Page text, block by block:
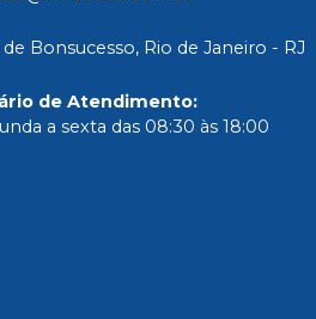
de Bonsucesso, Rio de Janeiro - RJ
de Atendimento:
a sexta das 08:30 às 18:00